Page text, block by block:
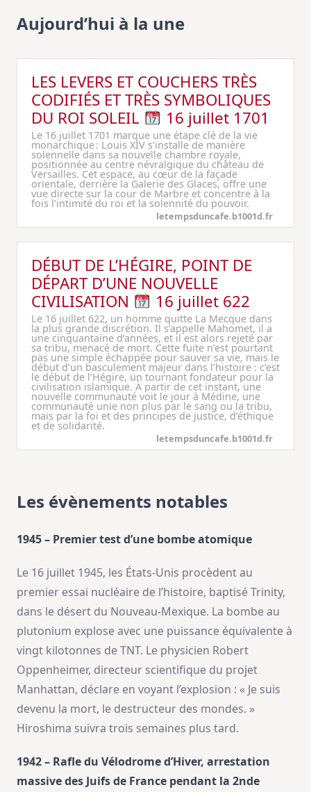
Aujourd’hui à la une
LES LEVERS ET COUCHERS TRÈS
CODIFIÉS ET TRÈS SYMBOLIQUES
DU ROI SOLEIL
16 juillet 1701
Le 16 juillet 1701 marque une étape clé de la vie
monarchique : Louis XIV s’installe de manière
solennelle dans sa nouvelle chambre royale,
positionnée au centre névralgique du château de
Versailles. Cet espace, au cœur de la façade
orientale, derrière la Galerie des Glaces, offre une
vue directe sur la cour de Marbre et concentre à la
fois l’intimité du roi et la solennité du pouvoir.
letempsduncafe.b1001d.fr
DÉBUT DE L’HÉGIRE, POINT DE
DÉPART D’UNE NOUVELLE
CIVILISATION
16 juillet 622
Le 16 juillet 622, un homme quitte La Mecque dans
la plus grande discrétion. Il s’appelle Mahomet, il a
une cinquantaine d’années, et il est alors rejeté par
sa tribu, menacé de mort. Cette fuite n’est pourtant
pas une simple échappée pour sauver sa vie, mais le
début d’un basculement majeur dans l’histoire : c’est
le début de l’Hégire, un tournant fondateur pour la
civilisation islamique. À partir de cet instant, une
nouvelle communauté voit le jour à Médine, une
communauté unie non plus par le sang ou la tribu,
mais par la foi et des principes de justice, d’éthique
et de solidarité.
letempsduncafe.b1001d.fr
Les évènements notables
1945 – Premier test d’une bombe atomique
Le 16 juillet 1945, les États-Unis procèdent au
premier essai nucléaire de l’histoire, baptisé Trinity,
dans le désert du Nouveau-Mexique. La bombe au
plutonium explose avec une puissance équivalente à
vingt kilotonnes de TNT. Le physicien Robert
Oppenheimer, directeur scientifique du projet
Manhattan, déclare en voyant l’explosion : « Je suis
devenu la mort, le destructeur des mondes. »
Hiroshima suivra trois semaines plus tard.
1942 – Rafle du Vélodrome d’Hiver, arrestation
massive des Juifs de France pendant la 2nde